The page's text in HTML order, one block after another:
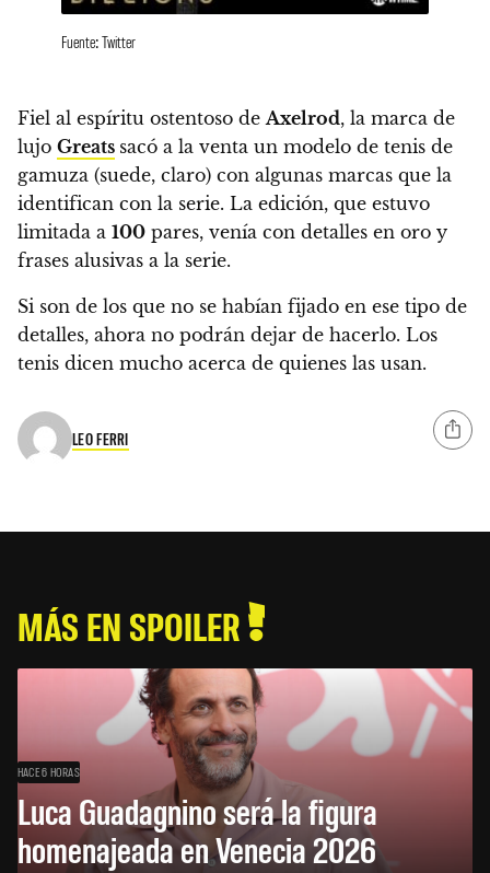
Fuente: Twitter
Fiel al espíritu ostentoso deAxelrod, la marca de
lujo Greats sacó a la venta un modelo de tenis de
gamuza (suede, claro) con algunas marcas que la
identifican con la serie. La edición, que estuvo
limitada a 100 pares, venía con detalles en oro y
frases alusivas a la serie.
Si son de los que no se habían fijado en ese tipo de
detalles, ahora no podrán dejar de hacerlo. Los
tenis dicen mucho acerca de quienes las usan.
LEO FERRI
MÁS EN SPOILER
HACE 6 HORAS
Luca Guadagnino será la figura
homenajeada en Venecia 2026